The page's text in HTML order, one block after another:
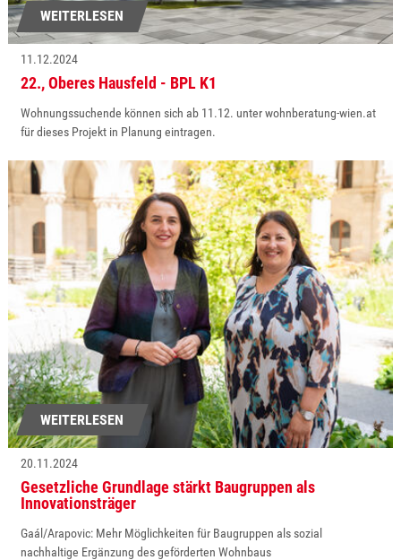
WEITERLESEN
11.12.2024
22., Oberes Hausfeld - BPL K1
Wohnungssuchende können sich ab 11.12. unter wohnberatung-wien.at
für dieses Projekt in Planung eintragen.
WEITERLESEN
20.11.2024
Gesetzliche Grundlage stärkt Baugruppen als
Innovationsträger
Gaál/Arapovic: Mehr Möglichkeiten für Baugruppen als sozial
nachhaltige Ergänzung des geförderten Wohnbaus